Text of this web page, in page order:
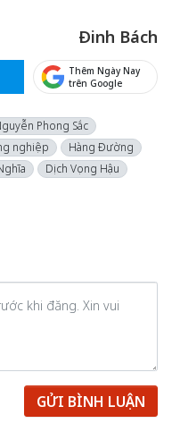
Đinh Bách
Thêm Ngày Nay
trên Google
Phong Sắc
nghiệp
Hàng Đường
Dịch Vọng Hậu
GỬI BÌNH LUẬN